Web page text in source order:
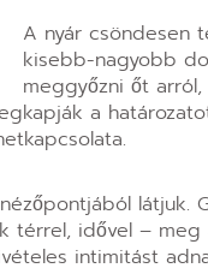
A nyár csöndesen
kisebb-nagyobb
meggyőzni őt
a
térrel, idővel –
intimitást